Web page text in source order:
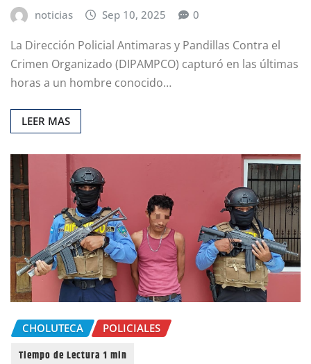
noticias Sep 10, 2025 0
La Dirección Policial Antimaras y Pandillas Contra el
Crimen Organizado (DIPAMPCO) capturó en las últimas
horas a un hombre conocido…
LEER MAS
CHOLUTECA POLICIALES